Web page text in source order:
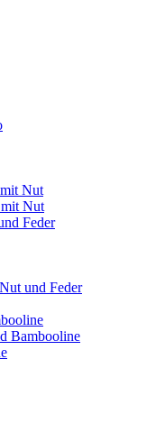
Nut
Nut
Feder
und Feder
Bambooline